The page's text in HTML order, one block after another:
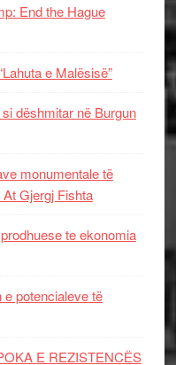
End the Hague
e Malësisë”
dëshmitar në Burgun
monumentale të
Gjergj Fishta
te ekonomia
potencialeve të
E REZISTENCЁS